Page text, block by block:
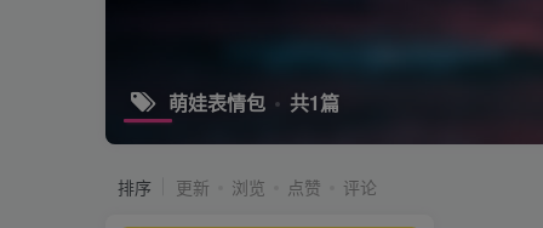
萌娃表情包 共1篇
排序 更新 浏览 点赞 评论